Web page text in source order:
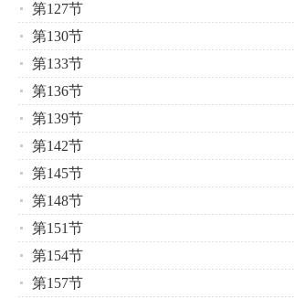
第127节
第130节
第133节
第136节
第139节
第142节
第145节
第148节
第151节
第154节
第157节